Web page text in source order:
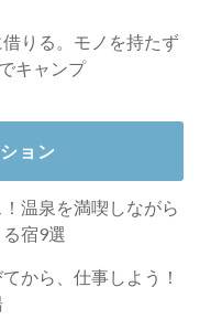
りる。モノを持たず
キャンプ
ョン
温泉を満喫しながら
宿9選
から、仕事しよう！